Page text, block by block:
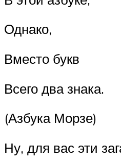
Однако,
Вместо букв
Всего два знака.
(Азбука Морзе)
Ну, для вас эти